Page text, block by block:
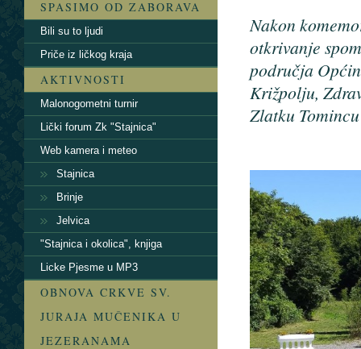
Nakon
otkrivanje
područja
Križpolju,
Zlatku
SPASIMO OD ZABORAVA
Bili su to ljudi
Priče iz ličkog kraja
AKTIVNOSTI
Malonogometni turnir
Lički forum Zk "Stajnica"
Web kamera i meteo
Stajnica
Brinje
Jelvica
"Stajnica i okolica", knjiga
Licke Pjesme u MP3
OBNOVA CRKVE SV.
JURAJA MUČENIKA U
JEZERANAMA